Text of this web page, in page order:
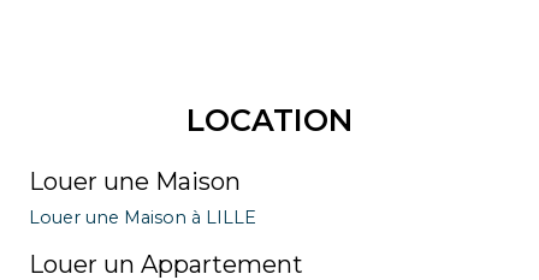
LOCATION
Louer une Maison
Louer une Maison à LILLE
Louer un Appartement